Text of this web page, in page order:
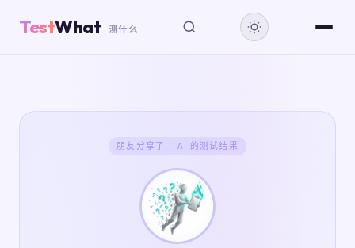
TestWhat 测什么
朋友分享了 TA 的测试结果